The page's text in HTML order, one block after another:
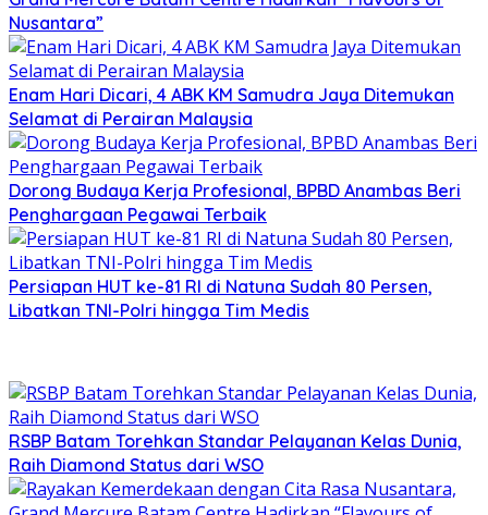
Nusantara”
Enam Hari Dicari, 4 ABK KM Samudra Jaya Ditemukan
Selamat di Perairan Malaysia
Dorong Budaya Kerja Profesional, BPBD Anambas Beri
Penghargaan Pegawai Terbaik
Persiapan HUT ke-81 RI di Natuna Sudah 80 Persen,
Libatkan TNI-Polri hingga Tim Medis
RSBP Batam Torehkan Standar Pelayanan Kelas Dunia,
Raih Diamond Status dari WSO